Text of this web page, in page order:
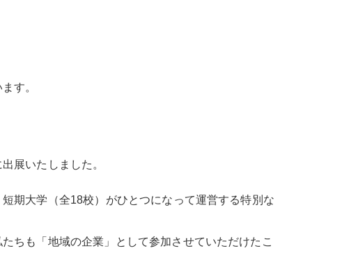
す。
展いたしました。
期大学（全18校）がひとつになって運営する特別な
ちも「地域の企業」として参加させていただけたこ